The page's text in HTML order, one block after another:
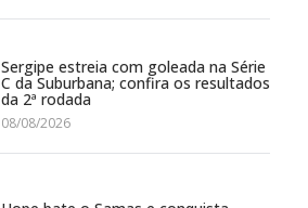
Sergipe estreia com goleada na Série
C da Suburbana; confira os resultados
da 2ª rodada
08/08/2026